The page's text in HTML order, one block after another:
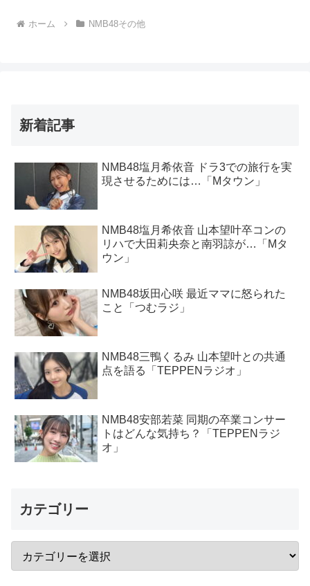
ホーム NMB48その他
新着記事
NMB48塩月希依音 ドラ3での旅行を実
現させるためには…「Mタウン」
NMB48塩月希依音 山本望叶卒コンの
リハで大田莉央奈と南羽諒が…「Mタ
ウン」
NMB48坂田心咲 最近ママに怒られた
こと「つむラジ」
NMB48三鴨くるみ 山本望叶との共通
点を語る「TEPPENラジオ」
NMB48安部若菜 同期の卒業コンサー
トはどんな気持ち？「TEPPENラジ
オ」
カテゴリー